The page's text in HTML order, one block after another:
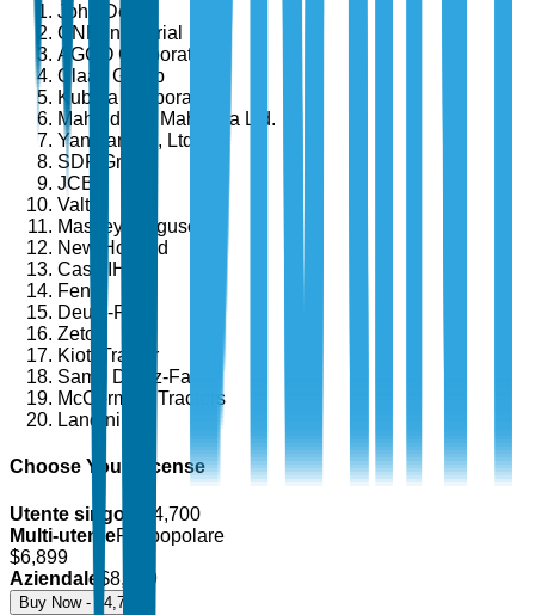
John Deere
CNH Industrial
AGCO Corporation
Claas Group
Kubota Corporation
Mahindra & Mahindra Ltd.
Yanmar Co., Ltd.
SDF Group
JCB
Valtra
Massey Ferguson
New Holland
Case IH
Fendt
Deutz-Fahr
Zetor
Kioti Tractor
Same Deutz-Fahr
McCormick Tractors
Landini
Choose Your License
Utente singolo
4,700
Multi-utentePiù popolare
$6,899
Aziendale $8,499
Buy Now - $ 4,700